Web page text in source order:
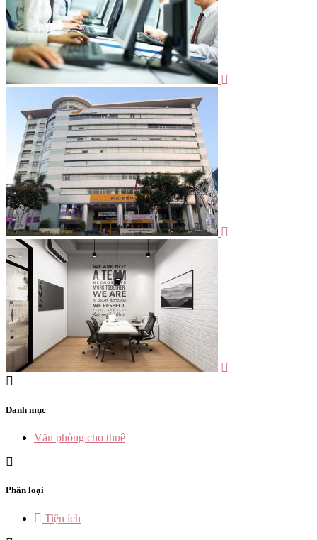
Danh mục
Văn phòng cho thuê
Phân loại
Tiện ích